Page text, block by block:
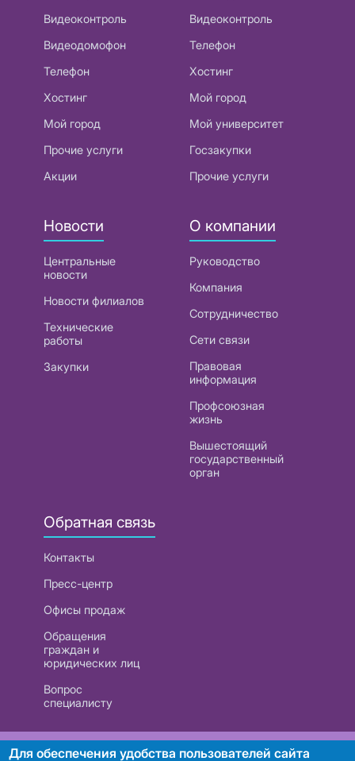
Видеоконтроль
Видеодомофон
Телефон
Хостинг
Мой город
Прочие услуги
Акции
Видеоконтроль
Телефон
Хостинг
Мой город
Мой университет
Госзакупки
Прочие услуги
Новости
Центральные
новости
Новости филиалов
Технические
работы
Закупки
О компании
Руководство
Компания
Сотрудничество
Сети связи
Правовая
информация
Профсоюзная
жизнь
Вышестоящий
государственный
орган
Обратная связь
Контакты
Пресс-центр
Офисы продаж
Обращения
граждан и
юридических лиц
Вопрос
специалисту
РУП «Белтелеком». УНП 101007741
Для обеспечения удобства пользователей сайта